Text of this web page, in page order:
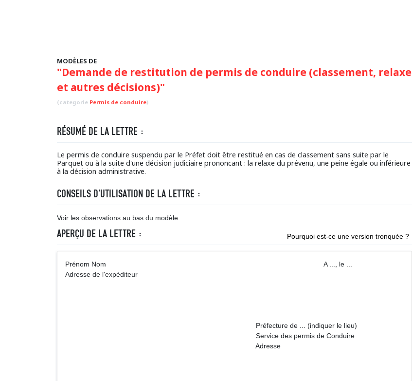
MODÈLES DE
"Demande de restitution de permis de conduire (classement, relaxe
et autres décisions)"
(categorie Permis de conduire)
RÉSUMÉ DE LA LETTRE :
Le permis de conduire suspendu par le Préfet doit être restitué en cas de classement sans suite par le
Parquet ou à la suite d'une décision judiciaire prononcant : la relaxe du prévenu, une peine égale ou inférieure
à la décision administrative.
CONSEILS D'UTILISATION DE LA LETTRE :
Voir les observations au bas du modèle.
APERÇU DE LA LETTRE : Pourquoi est-ce une version tronquée ?
Prénom Nom A ..., le ...
Adresse de l'expéditeur
Préfecture de ... (indiquer le lieu)
Service des permis de Conduire
Adresse